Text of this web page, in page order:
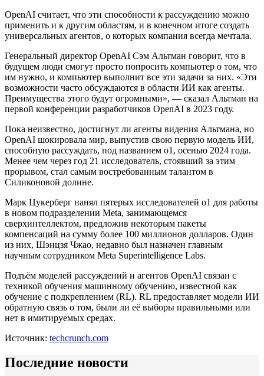
OpenAI считает, что эти способности к рассуждению можно
применить и к другим областям, и в конечном итоге создать
универсальных агентов, о которых компания всегда мечтала.
Генеральный директор OpenAI Сэм Альтман говорит, что в
будущем люди смогут просто попросить компьютер о том, что
им нужно, и компьютер выполнит все эти задачи за них. «Эти
возможности часто обсуждаются в области ИИ как агенты.
Преимущества этого будут огромными», — сказал Альтман на
первой конференции разработчиков OpenAI в 2023 году.
Пока неизвестно, достигнут ли агенты видения Альтмана, но
OpenAI шокировала мир, выпустив свою первую модель ИИ,
способную рассуждать, под названием o1, осенью 2024 года.
Менее чем через год 21 исследователь, стоявший за этим
прорывом, стал самым востребованным талантом в
Силиконовой долине.
Марк Цукерберг нанял пятерых исследователей o1 для работы
в новом подразделении Meta, занимающемся
сверхинтеллектом, предложив некоторым пакеты
компенсаций на сумму более 100 миллионов долларов. Один
из них, Шэнцзя Чжао, недавно был назначен главным
научным сотрудником Meta Superintelligence Labs.
Подъём моделей рассуждений и агентов OpenAI связан с
техникой обучения машинному обучению, известной как
обучение с подкреплением (RL). RL предоставляет модели ИИ
обратную связь о том, были ли её выборы правильными или
нет в имитируемых средах.
Источник: techcrunch.com
Последние новости